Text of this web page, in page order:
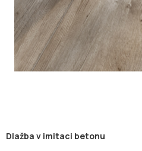
Dlažba v imitaci betonu